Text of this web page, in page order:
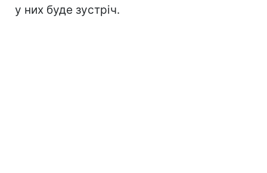
у них буде зустріч.